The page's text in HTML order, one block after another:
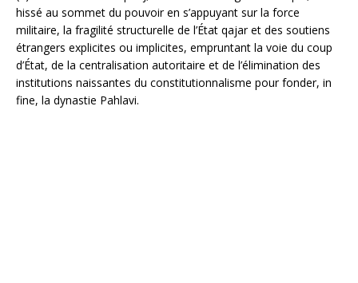
hissé au sommet du pouvoir en s’appuyant sur la force
militaire, la fragilité structurelle de l’État qajar et des soutiens
étrangers explicites ou implicites, empruntant la voie du coup
d’État, de la centralisation autoritaire et de l’élimination des
institutions naissantes du constitutionnalisme pour fonder, in
fine, la dynastie Pahlavi.